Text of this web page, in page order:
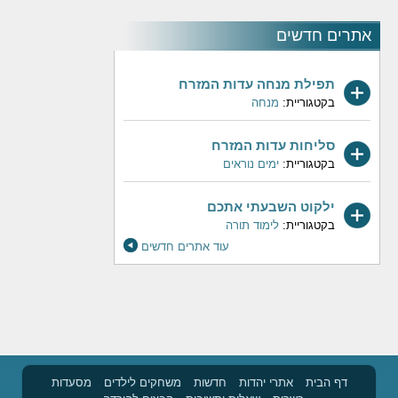
אתרים חדשים
תפילת מנחה עדות המזרח
בקטגוריית: מנחה
סליחות עדות המזרח
בקטגוריית: ימים נוראים
ילקוט השבעתי אתכם
בקטגוריית: לימוד תורה
עוד אתרים חדשים
דף הבית אתרי יהדות חדשות משחקים לילדים
מסעדות